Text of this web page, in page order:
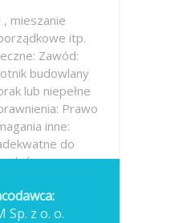
, mieszanie
itp.
Zawód:
budowlany
lub niepełne
Prawo
inne:
do
Sp. z o. o.